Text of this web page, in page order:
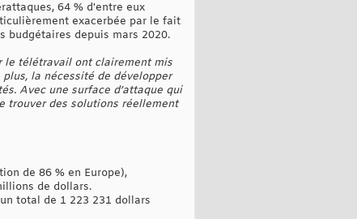
64 % d'entre eux
exacerbée par le fait
budgétaires depuis mars 2020.
le télétravail ont clairement mis
plus, la nécessité de développer
Avec une surface d’attaque qui
trouver des solutions réellement
de 86 % en Europe),
de dollars.
total de 1 223 231 dollars